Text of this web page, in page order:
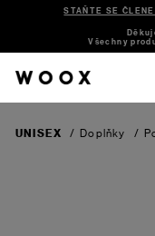
STAŇTE SE
Všechny
UNISEX / Doplňky /